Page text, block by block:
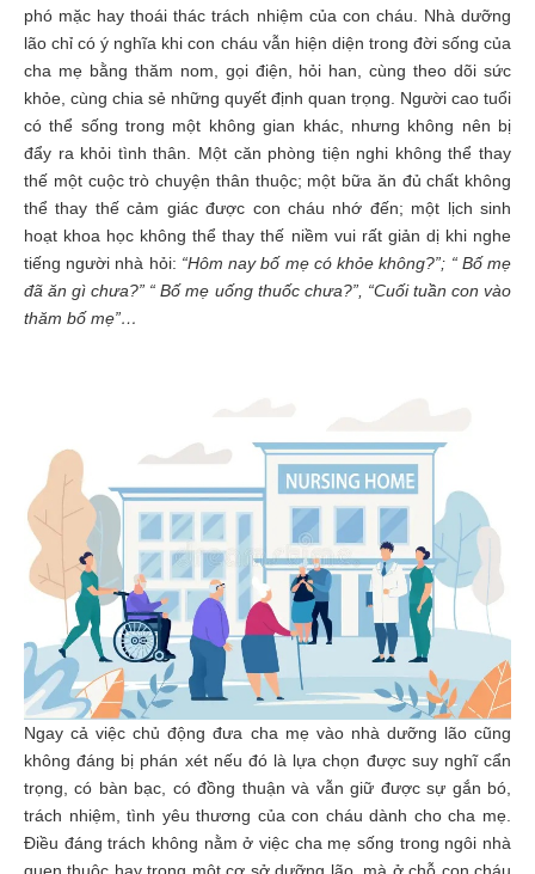
phó mặc hay thoái thác trách nhiệm của con cháu. Nhà dưỡng
lão chỉ có ý nghĩa khi con cháu vẫn hiện diện trong đời sống của
cha mẹ bằng thăm nom, gọi điện, hỏi han, cùng theo dõi sức
khỏe, cùng chia sẻ những quyết định quan trọng. Người cao tuổi
có thể sống trong một không gian khác, nhưng không nên bị
đẩy ra khỏi tình thân. Một căn phòng tiện nghi không thể thay
thế một cuộc trò chuyện thân thuộc; một bữa ăn đủ chất không
thể thay thế cảm giác được con cháu nhớ đến; một lịch sinh
hoạt khoa học không thể thay thế niềm vui rất giản dị khi nghe
tiếng người nhà hỏi: “Hôm nay bố mẹ có khỏe không?”; “ Bố mẹ
đã ăn gì chưa?” “ Bố mẹ uống thuốc chưa?”, “Cuối tuần con vào
thăm bố mẹ”…
Ngay cả việc chủ động đưa cha mẹ vào nhà dưỡng lão cũng
không đáng bị phán xét nếu đó là lựa chọn được suy nghĩ cẩn
trọng, có bàn bạc, có đồng thuận và vẫn giữ được sự gắn bó,
trách nhiệm, tình yêu thương của con cháu dành cho cha mẹ.
Điều đáng trách không nằm ở việc cha mẹ sống trong ngôi nhà